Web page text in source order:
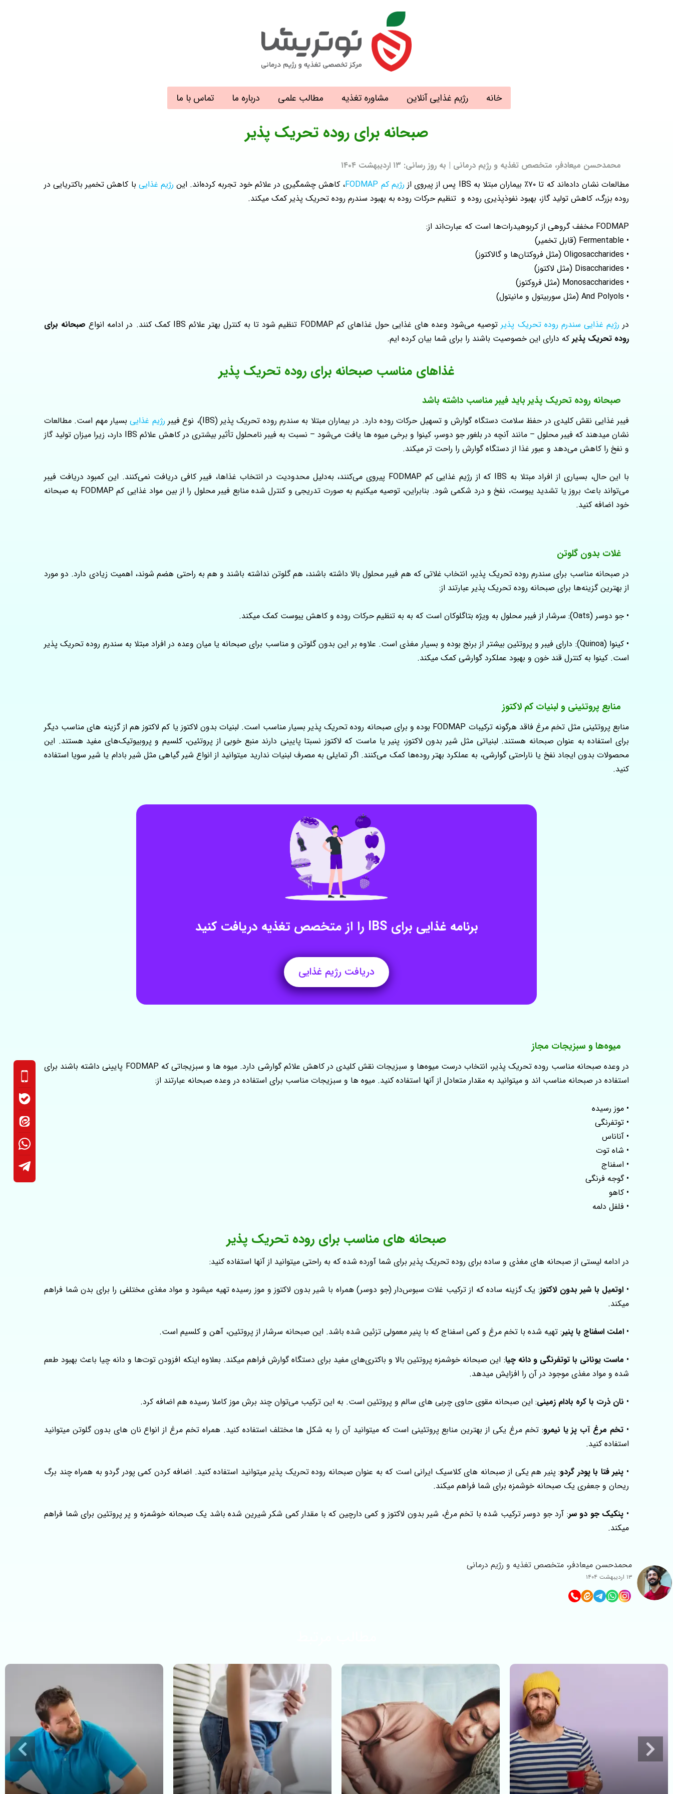
خانه رژیم غذایی آنلاین مشاوره تغذیه مطالب علمی درباره ما تماس با ما
صبحانه برای روده تحریک پذیر
محمدحسن میعادفر، متخصص تغذیه و رژیم درمانی | به روز رسانی: ۱۳ اردیبهشت ۱۴۰۴
مطالعات نشان داده‌اند که تا ۷۰٪ بیماران مبتلا به IBS پس از پیروی از
رژیم کم FODMAP ، کاهش چشمگیری در علائم خود تجربه کرده‌اند. این رژیم غذایی با کاهش تخمیر باکتریایی در
روده بزرگ، کاهش تولید گاز، بهبود نفوذپذیری روده و تنظیم حرکات روده به بهبود سندرم روده تحریک پذیر کمک میکند.
FODMAP مخفف گروهی از کربوهیدرات‌ها است که عبارت‌اند از:
• Fermentable (قابل تخمیر)
• Oligosaccharides (مثل فروکتان‌ها و گالاکتوز)
• Disaccharides (مثل لاکتوز)
• Monosaccharides (مثل فروکتوز)
• And Polyols (مثل سوربیتول و مانیتول)
در رژیم غذایی سندرم روده تحریک پذیرتوصیه می‌شود وعده های غذایی حول غذاهای کم FODMAP تنظیم شود تا به کنترل بهتر علائم IBS کمک کنند. در ادامه انواع
صبحانه برای
روده تحریک پذیر که دارای این خصوصیت باشند را برای شما بیان کرده ایم.
غذاهای مناسب صبحانه برای روده تحریک پذیر
صبحانه روده تحریک پذیر باید فیبر مناسب داشته باشد
فیبر غذایی نقش کلیدی در حفظ سلامت دستگاه گوارش و تسهیل حرکات روده دارد. در بیماران مبتلا به سندرم روده تحریک پذیر (IBS)، نوع فیبر رژیم غذاییبسیار مهم است. مطالعات
نشان میدهند که فیبر محلول – مانند آنچه در بلغور جو دوسر، کینوا و برخی میوه ها یافت می‌شود – نسبت به فیبر نامحلول تأثیر بیشتری در کاهش علائم IBS دارد، زیرا میزان تولید گاز
و نفخ را کاهش می‌دهد و عبور غذا از دستگاه گوارش را راحت تر میکند.
با این حال، بسیاری از افراد مبتلا به IBS که از رژیم غذایی کم FODMAP پیروی می‌کنند، به‌دلیل محدودیت در انتخاب غذاها، فیبر کافی دریافت نمی‌کنند. این کمبود دریافت فیبر
می‌تواند باعث بروز یا تشدید یبوست، نفخ و درد شکمی شود. بنابراین، توصیه میکنیم به صورت تدریجی و کنترل شده منابع فیبر محلول را از بین مواد غذایی کم FODMAP به صبحانه
خود اضافه کنید.
غلات بدون گلوتن
در صبحانه مناسب برای سندرم روده تحریک پذیر، انتخاب غلاتی که هم فیبر محلول بالا داشته باشند، هم گلوتن نداشته باشند و هم به ‌راحتی هضم شوند، اهمیت زیادی دارد. دو مورد
از بهترین گزینه‌ها برای صبحانه روده تحریک پذیر عبارتند از:
• جو دوسر (Oats): سرشار از فیبر محلول به ویژه بتاگلوکان است که به به تنظیم حرکات روده و کاهش یبوست کمک میکند.
• کینوا (Quinoa): دارای فیبر و پروتئین بیشتر از برنج بوده و بسیار مغذی است. علاوه بر این بدون گلوتن و مناسب برای صبحانه یا میان وعده در افراد مبتلا به سندرم روده تحریک پذیر
است. کینوا به کنترل قند خون و بهبود عملکرد گوارشی کمک میکند.
منابع پروتئینی و لبنیات کم لاکتوز
منابع پروتئینی مثل تخم مرغ فاقد هرگونه ترکیبات FODMAP بوده و برای صبحانه روده تحریک پذیر بسیار مناسب است. لبنیات بدون لاکتوز یا کم لاکتوز هم از گزینه های مناسب دیگر
برای استفاده به عنوان صبحانه هستند. لبنیاتی مثل شیر بدون لاکتوز، پنیر یا ماست که لاکتوز نسبتا پایینی دارند منبع خوبی از پروتئین، کلسیم و پروبیوتیک‌های مفید هستند. این
محصولات بدون ایجاد نفخ یا ناراحتی گوارشی، به عملکرد بهتر روده‌ها کمک می‌کنند. اگر تمایلی به مصرف لبنیات ندارید میتوانید از انواع شیر گیاهی مثل شیر بادام یا شیر سویا استفاده
کنید.
برنامه غذایی برای IBS را از متخصص تغذیه دریافت کنید
دریافت رژیم غذایی
میوه‌ها و سبزیجات مجاز
در وعده صبحانه مناسب روده تحریک پذیر، انتخاب درست میوه‌ها و سبزیجات نقش کلیدی در کاهش علائم گوارشی دارد. میوه ها و سبزیجاتی که FODMAP پایینی داشته باشند برای
استفاده در صبحانه مناسب اند و میتوانید به مقدار متعادل از آنها استفاده کنید. میوه ها و سبزیجات مناسب برای استفاده در وعده صبحانه عبارتند از:
• موز رسیده
• توتفرنگی
• آناناس
• شاه توت
• اسفناج
• گوجه فرنگی
• کاهو
• فلفل دلمه
صبحانه های مناسب برای روده تحریک پذیر
در ادامه لیستی از صبحانه های مغذی و ساده برای روده تحریک پذیر برای شما آورده شده که به راحتی میتوانید از آنها استفاده کنید:
• اوتمیل با شیر بدون لاکتوز: یک گزینه ساده که از ترکیب غلات سبوس‌دار (جو دوسر) همراه با شیر بدون لاکتوز و موز رسیده تهیه میشود و مواد مغذی مختلفی را برای بدن شما فراهم
میکند.
• املت اسفناج با پنیر: تهیه شده با تخم مرغ و کمی اسفناج که با پنیر معمولی تزئین شده باشد. این صبحانه سرشار از پروتئین، آهن و کلسیم است.
• ماست یونانی با توتفرنگی و دانه چیا: این صبحانه خوشمزه پروتئین بالا و باکتری‌های مفید برای دستگاه گوارش فراهم میکند. بعلاوه اینکه افزودن توت‌ها و دانه چیا باعث بهبود طعم
شده و مواد مغذی موجود در آن را افزایش میدهد.
• نان ذرت با کره بادام زمینی: این صبحانه مقوی حاوی چربی های سالم و پروتئین است. به این ترکیب می‌توان چند برش موز کاملا رسیده هم اضافه کرد.
• تخم مرغ آب پز یا نیمرو: تخم مرغ یکی از بهترین منابع پروتئینی است که میتوانید آن را به شکل ها مختلف استفاده کنید. همراه تخم مرغ از انواع نان های بدون گلوتن میتوانید
استفاده کنید.
• پنیر فتا با پودر گردو: پنیر هم یکی از صبحانه های کلاسیک ایرانی است که به عنوان صبحانه روده تحریک پذیر میتوانید استفاده کنید. اضافه کردن کمی پودر گردو به همراه چند برگ
ریحان و جعفری یک صبحانه خوشمزه برای شما فراهم میکند.
• پنکیک جو دو سر: آرد جو دوسر ترکیب شده با تخم مرغ، شیر بدون لاکتوز و کمی دارچین که با مقدار کمی شکر شیرین شده باشد یک صبحانه خوشمزه و پر پروتئین برای شما فراهم
میکند.
محمدحسن میعادفر، متخصص تغذیه و رژیم درمانی
۱۳ اردیبهشت ۱۴۰۴